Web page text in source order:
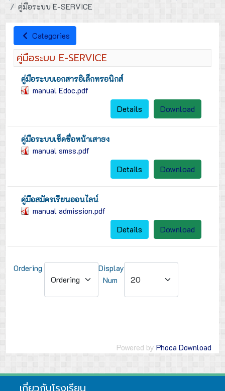
คู่มือระบบ E-SERVICE
Categories
คู่มือระบบ E-SERVICE
คู่มือระบบเอกสารอิเล็กทรอนิกส์
manual Edoc.pdf
Download
Details
คู่มือระบบเช็คชื่อหน้าเสาธง
manual smss.pdf
Download
Details
คู่มือสมัครเรียนออนไลน์
manual admission.pdf
Download
Details
Ordering
Display
Num
Powered by Phoca Download